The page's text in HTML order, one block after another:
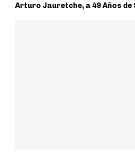
Arturo Jauretche, a 49 Años de